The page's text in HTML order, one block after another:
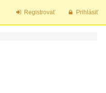
Registrovať Prihlásiť